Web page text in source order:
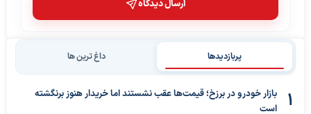
ارسال دیدگاه
پربازدیدها داغ ترین ها
بازار خودرو در برزخ؛ قیمت‌ها عقب نشستند اما خریدار هنوز برنگشته
است